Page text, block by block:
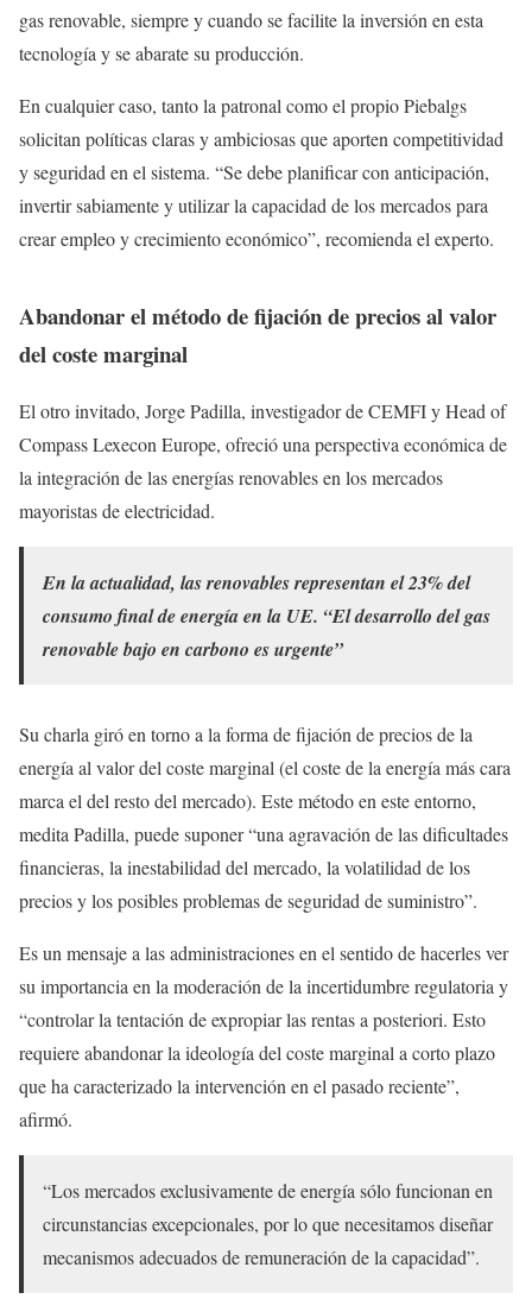
gas renovable, siempre y cuando se facilite la inversión en esta
tecnología y se abarate su producción.
En cualquier caso, tanto la patronal como el propio Piebalgs
solicitan políticas claras y ambiciosas que aporten competitividad
y seguridad en el sistema. “Se debe planificar con anticipación,
invertir sabiamente y utilizar la capacidad de los mercados para
crear empleo y crecimiento económico”, recomienda el experto.
Abandonar el método de fijación de precios al valor
del coste marginal
El otro invitado, Jorge Padilla, investigador de CEMFI y Head of
Compass Lexecon Europe, ofreció una perspectiva económica de
la integración de las energías renovables en los mercados
mayoristas de electricidad.
En la actualidad, las renovables representan el 23% del
consumo final de energía en la UE. “El desarrollo del gas
renovable bajo en carbono es urgente”
Su charla giró en torno a la forma de fijación de precios de la
energía al valor del coste marginal (el coste de la energía más cara
marca el del resto del mercado). Este método en este entorno,
medita Padilla, puede suponer “una agravación de las dificultades
financieras, la inestabilidad del mercado, la volatilidad de los
precios y los posibles problemas de seguridad de suministro”.
Es un mensaje a las administraciones en el sentido de hacerles ver
su importancia en la moderación de la incertidumbre regulatoria y
“controlar la tentación de expropiar las rentas a posteriori. Esto
requiere abandonar la ideología del coste marginal a corto plazo
que ha caracterizado la intervención en el pasado reciente”,
afirmó.
“Los mercados exclusivamente de energía sólo funcionan en
circunstancias excepcionales, por lo que necesitamos diseñar
mecanismos adecuados de remuneración de la capacidad”.